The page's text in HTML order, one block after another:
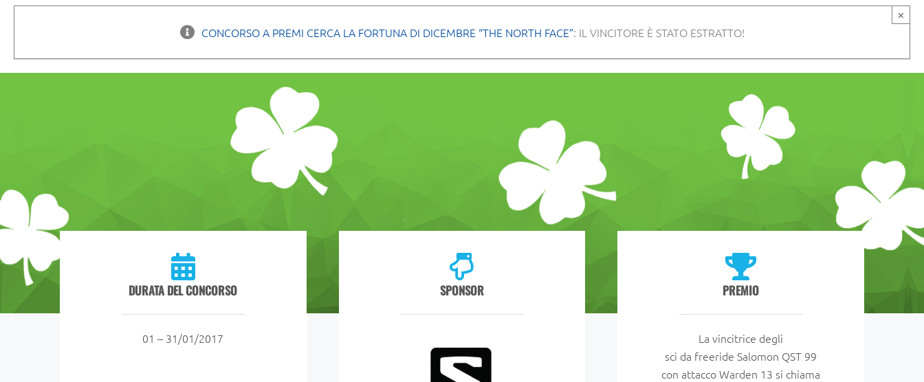
×
CONCORSO A PREMI CERCA LA FORTUNA DI DICEMBRE “THE NORTH FACE”: IL VINCITORE È STATO ESTRATTO!
DURATA DEL CONCORSO
01 – 31/01/2017
SPONSOR PREMIO
La vincitrice degli
sci da freeride Salomon QST 99
con attacco Warden 13 si chiama